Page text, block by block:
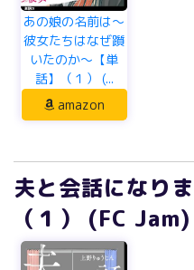
あの娘の名前は～
彼女たちはなぜ躓
いたのか～【単
話】（１） (...
amazon
夫と会話になり
（１） (FC Jam)